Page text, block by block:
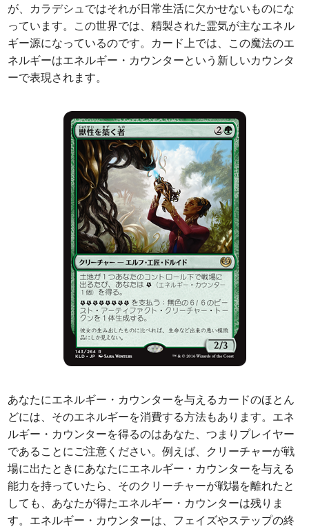
が、カラデシュではそれが日常生活に欠かせないものにな
っています。この世界では、精製された霊気が主なエネル
ギー源になっているのです。カード上では、この魔法のエ
ネルギーはエネルギー・カウンターという新しいカウンタ
ーで表現されます。
あなたにエネルギー・カウンターを与えるカードのほとん
どには、そのエネルギーを消費する方法もあります。エネ
ルギー・カウンターを得るのはあなた、つまりプレイヤー
であることにご注意ください。例えば、クリーチャーが戦
場に出たときにあなたにエネルギー・カウンターを与える
能力を持っていたら、そのクリーチャーが戦場を離れたと
しても、あなたが得たエネルギー・カウンターは残りま
す。エネルギー・カウンターは、フェイズやステップの終